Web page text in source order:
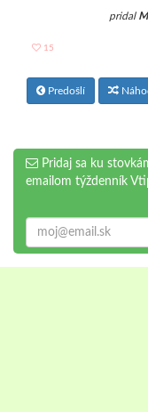
pridal
15
Predošlí
Pridaj sa ku
emailom týždenník